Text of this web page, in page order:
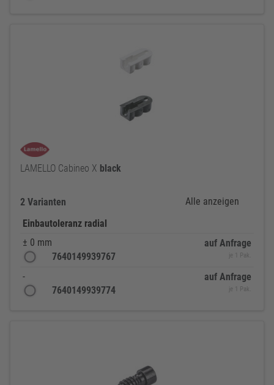
LAMELLO Cabineo X black
2 Varianten
Alle anzeigen
Einbautoleranz radial
± 0 mm
7640149939767
auf Anfrage
je 1 Pak.
-
7640149939774
auf Anfrage
je 1 Pak.